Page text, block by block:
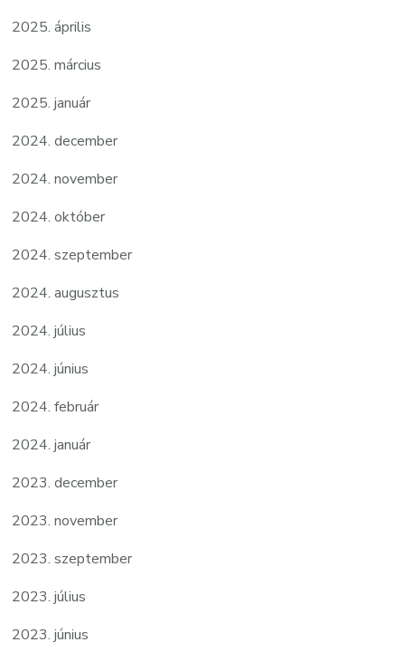
2025. április
2025. március
2025. január
2024. december
2024. november
2024. október
2024. szeptember
2024. augusztus
2024. július
2024. június
2024. február
2024. január
2023. december
2023. november
2023. szeptember
2023. július
2023. június